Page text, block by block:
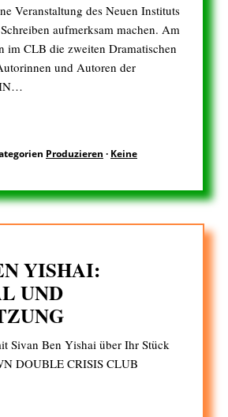
mich
Veranstaltung des Neuen Instituts
aufmerksam machen. Am
im CLB die zweiten Dramatischen
und Autoren der
IN…
Produzieren · Keine
YISHAI:
UND
Sivan Ben Yishai über Ihr Stück
DOUBLE CRISIS CLUB